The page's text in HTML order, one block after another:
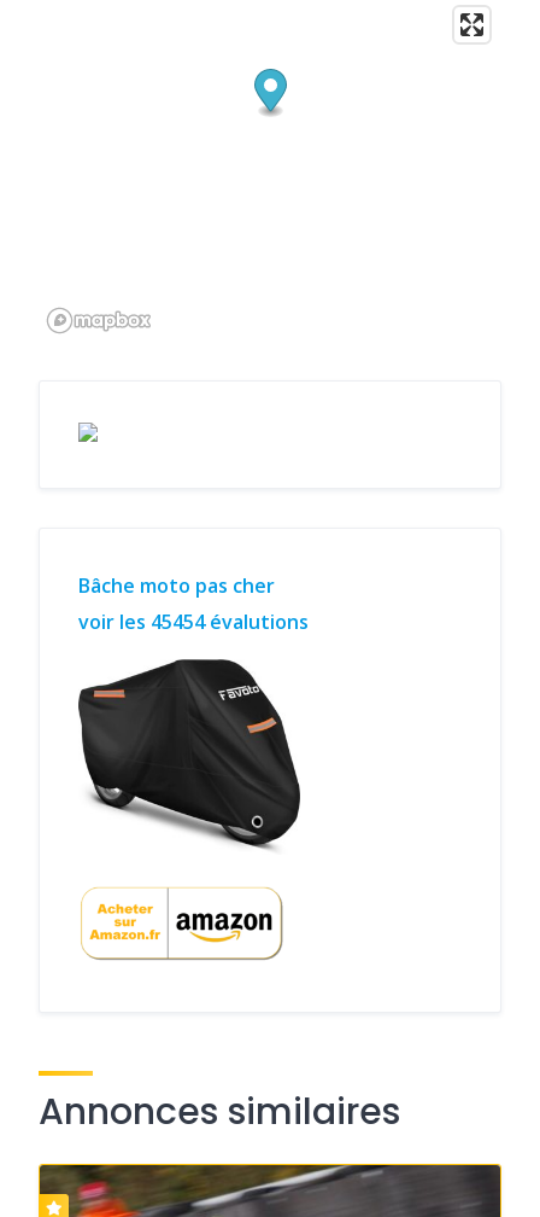
Bâche moto pas cher
voir les 45454 évalutions
Annonces similaires